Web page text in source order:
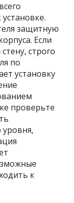
защитную
Если
строго
по
установку
проверьте
к